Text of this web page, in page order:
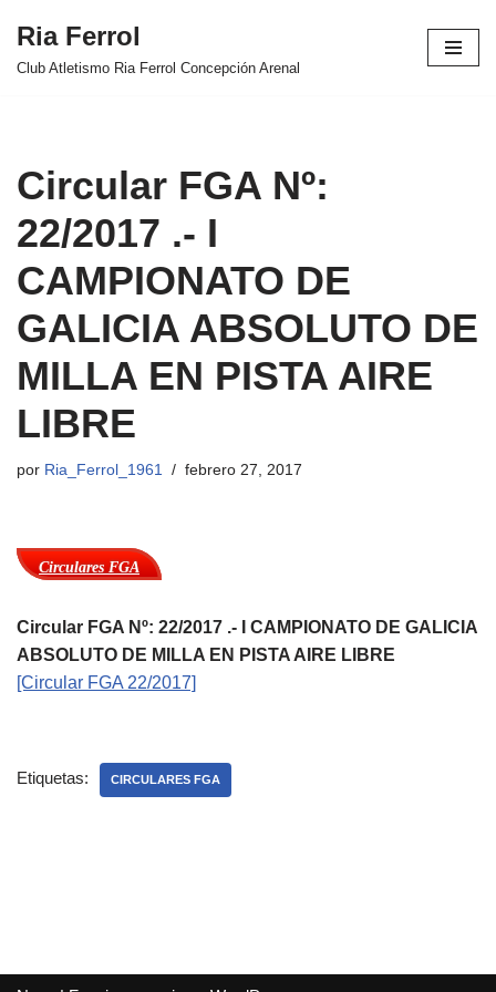
Saltar
Ria Ferrol
Club Atletismo Ria Ferrol Concepción Arenal
Circular FGA Nº:
22/2017 .- I
CAMPIONATO DE
GALICIA ABSOLUTO DE
MILLA EN PISTA AIRE
LIBRE
por Ria_Ferrol_1961 febrero 27, 2017
Circulares FGA
Circular FGA Nº: 22/2017 .- I CAMPIONATO DE GALICIA
ABSOLUTO DE MILLA EN PISTA AIRE LIBRE
[Circular FGA 22/2017]
Etiquetas: CIRCULARES FGA